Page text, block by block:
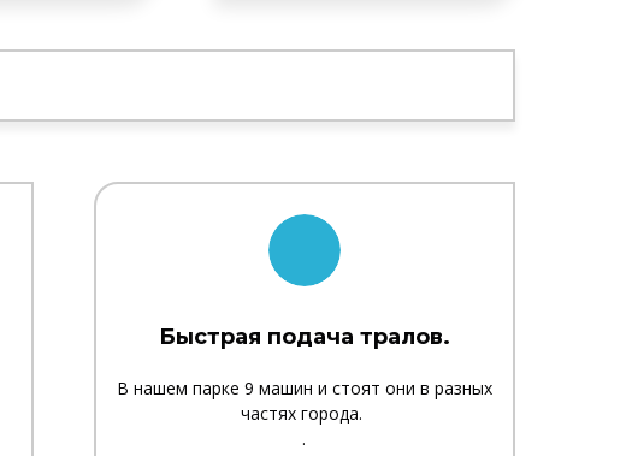
Быстрая подача тралов.
В нашем парке 9 машин и стоят они в разных
частях города.
.